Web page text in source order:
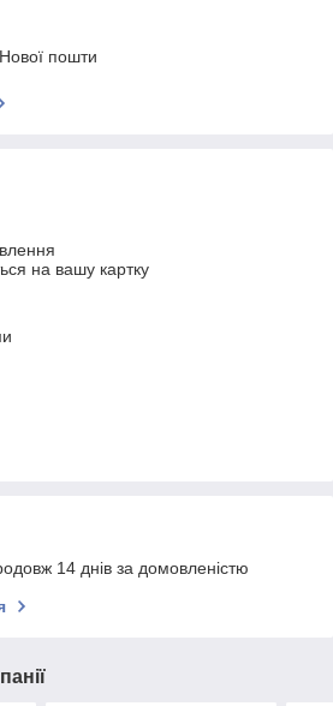
пошти
на вашу картку
14 днів за домовленістю